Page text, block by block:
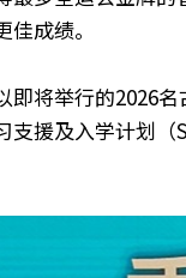
成绩。
即将举行的2026
支援及入学计划